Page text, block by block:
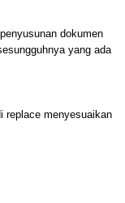
dokumen
yang ada
replace menyesuaikan